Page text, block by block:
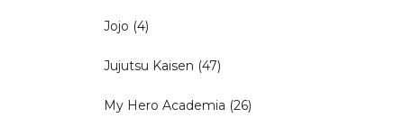
Jojo (4)
Jujutsu Kaisen (47)
My Hero Academia (26)